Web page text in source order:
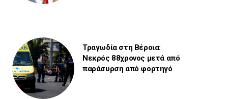
Τραγωδία στη Βέροια:
Νεκρός 88χρονος μετά από
παράσυρση από φορτηγό